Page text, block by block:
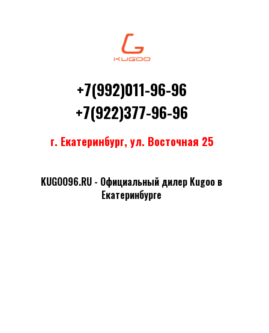
+7(992)011-96-96
+7(922)377-96-96
г. Екатеринбург, ул. Восточная 25
KUGOO96.RU - Официальный дилер Kugoo в
Екатеринбурге